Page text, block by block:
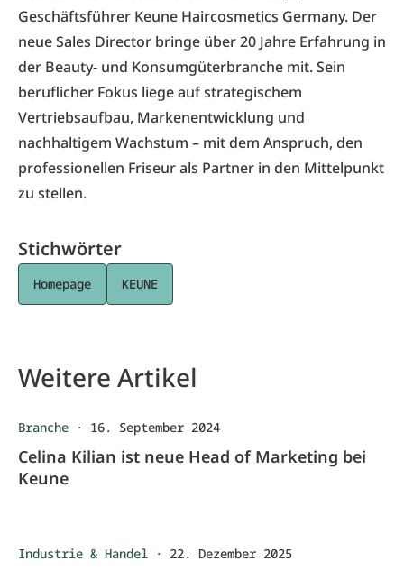
Geschäftsführer Keune Haircosmetics Germany. Der
neue Sales Director bringe über 20 Jahre Erfahrung in
der Beauty- und Konsumgüterbranche mit. Sein
beruflicher Fokus liege auf strategischem
Vertriebsaufbau, Markenentwicklung und
nachhaltigem Wachstum – mit dem Anspruch, den
professionellen Friseur als Partner in den Mittelpunkt
zu stellen.
Stichwörter
Homepage KEUNE
Weitere Artikel
Branche · 16. September 2024
Celina Kilian ist neue Head of Marketing bei
Keune
Industrie & Handel · 22. Dezember 2025